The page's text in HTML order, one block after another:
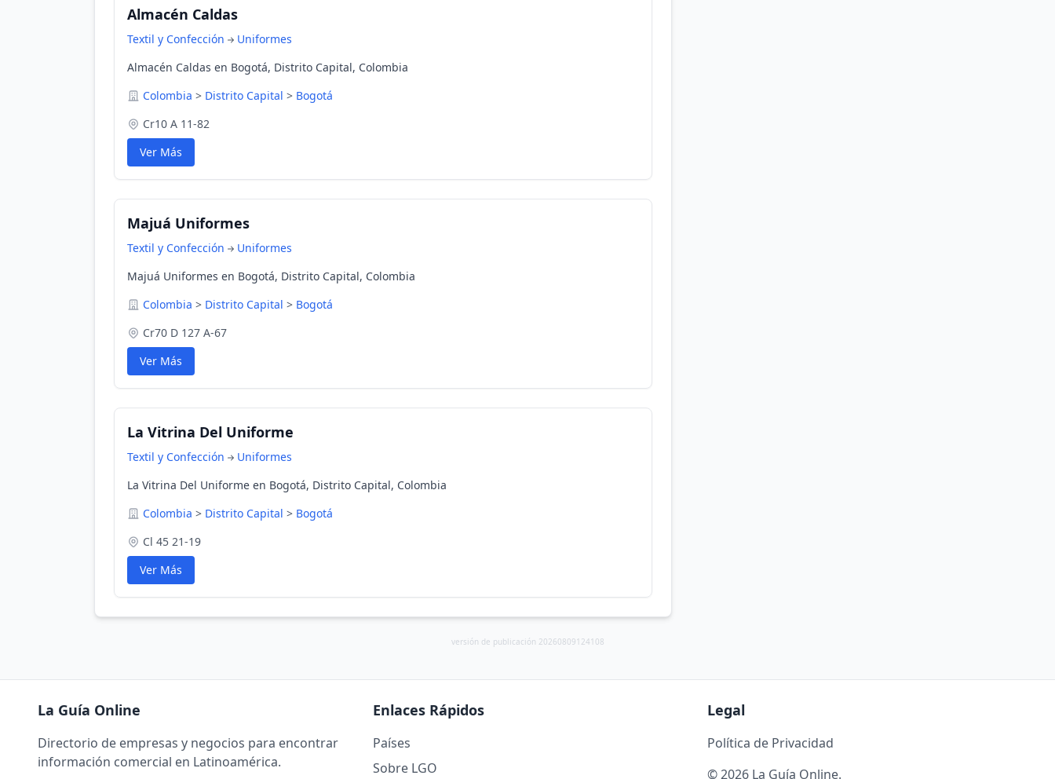
Almacén Caldas
Textil y Confección
Uniformes
Almacén Caldas en Bogotá, Distrito Capital, Colombia
Colombia > Distrito Capital > Bogotá
Cr10 A 11-82
Ver Más
Majuá Uniformes
Textil y Confección
Uniformes
Majuá Uniformes en Bogotá, Distrito Capital, Colombia
Colombia > Distrito Capital > Bogotá
Cr70 D 127 A-67
Ver Más
La Vitrina Del Uniforme
Textil y Confección
Uniformes
La Vitrina Del Uniforme en Bogotá, Distrito Capital, Colombia
Colombia > Distrito Capital > Bogotá
Cl 45 21-19
Ver Más
versión de publicación 20260809124108
La Guía Online
Directorio de empresas y negocios para encontrar
información comercial en Latinoamérica.
Enlaces Rápidos
Países
Sobre LGO
Legal
Política de Privacidad
© 2026 La Guía Online.